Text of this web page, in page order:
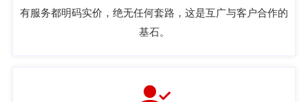
有服务都明码实价，绝无任何套路，这是互广与客户合作的
基石。